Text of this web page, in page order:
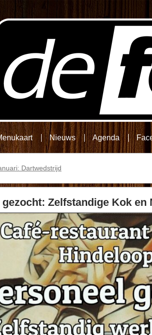
Nieuws Agenda
Dartwedstrijd
Zelfstandige Kok en